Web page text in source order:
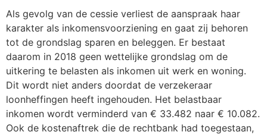
Als gevolg van de cessie verliest de aanspraak haar
karakter als inkomensvoorziening en gaat zij behoren
tot de grondslag sparen en beleggen. Er bestaat
daarom in 2018 geen wettelijke grondslag om de
uitkering te belasten als inkomen uit werk en woning.
Dit wordt niet anders doordat de verzekeraar
loonheffingen heeft ingehouden. Het belastbaar
inkomen wordt verminderd van € 33.482 naar € 10.082.
Ook de kostenaftrek die de rechtbank had toegestaan,